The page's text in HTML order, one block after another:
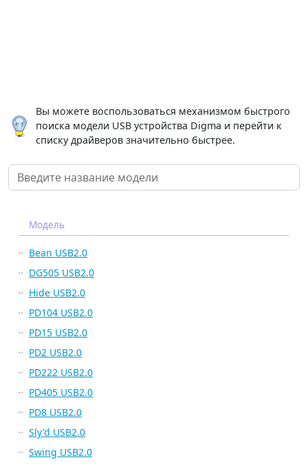
Вы можете воспользоваться механизмом быстрого
поиска модели USB устройства Digma и перейти к
списку драйверов значительно быстрее.
Модель
Bean USB2.0
DG505 USB2.0
Hide USB2.0
PD104 USB2.0
PD15 USB2.0
PD2 USB2.0
PD222 USB2.0
PD405 USB2.0
PD8 USB2.0
Sly'd USB2.0
Swing USB2.0